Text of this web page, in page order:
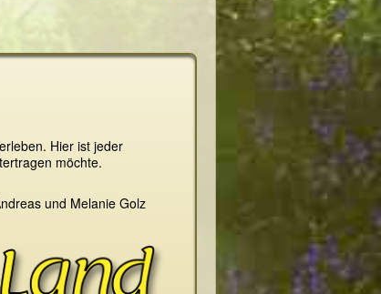
Hier ist jeder
möchte.
und Melanie Golz